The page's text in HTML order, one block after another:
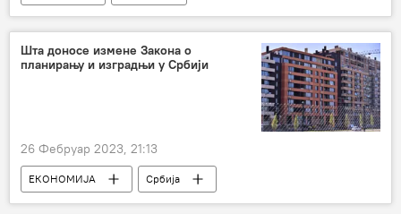
Специјална војна операција у Украјини – вести
Владимир Путин
Џозеф Бајден
Владимир Зеленски
НАТО
споразум о стратешком офанзивном наоружању
Шта доносе измене Закона о
планирању и изградњи у Србији
26 Фебруар 2023, 21:13
ЕКОНОМИЈА
Србија
Србија – економија
Економија